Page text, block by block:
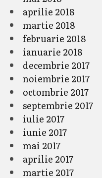
aprilie 2018
martie 2018
februarie 2018
ianuarie 2018
decembrie 2017
noiembrie 2017
octombrie 2017
septembrie 2017
iulie 2017
iunie 2017
mai 2017
aprilie 2017
martie 2017